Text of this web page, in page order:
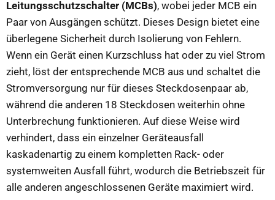
Leitungsschutzschalter (MCBs), wobei jeder MCB ein
Paar von Ausgängen schützt. Dieses Design bietet eine
überlegene Sicherheit durch Isolierung von Fehlern.
Wenn ein Gerät einen Kurzschluss hat oder zu viel Strom
zieht, löst der entsprechende MCB aus und schaltet die
Stromversorgung nur für dieses Steckdosenpaar ab,
während die anderen 18 Steckdosen weiterhin ohne
Unterbrechung funktionieren. Auf diese Weise wird
verhindert, dass ein einzelner Geräteausfall
kaskadenartig zu einem kompletten Rack- oder
systemweiten Ausfall führt, wodurch die Betriebszeit für
alle anderen angeschlossenen Geräte maximiert wird.